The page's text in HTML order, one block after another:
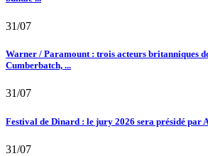
31/07
Warner / Paramount : trois acteurs britanniques
Cumberbatch, ...
31/07
Festival de Dinard : le jury 2026 sera présidé par
31/07